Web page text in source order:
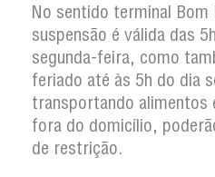
No sentido terminal Bom
suspensão é válida das
segunda-feira, como
feriado até às 5h do dia
transportando alimentos
fora do domicílio,
de restrição.